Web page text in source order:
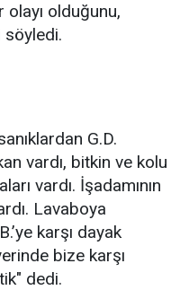
olduğunu,
söyledi.
G.D.
vardı, bitkin ve kolu
vardı. İşadamının
Lavaboya
karşı dayak
bize karşı
dedi.